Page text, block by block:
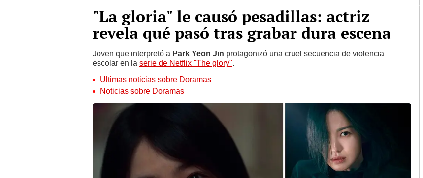
"La gloria" le causó pesadillas: actriz
revela qué pasó tras grabar dura escena
Joven que interpretó a Park Yeon Jin protagonizó una cruel secuencia de violencia
escolar en la serie de Netflix "The glory".
Últimas noticias sobre Doramas
Noticias sobre Doramas